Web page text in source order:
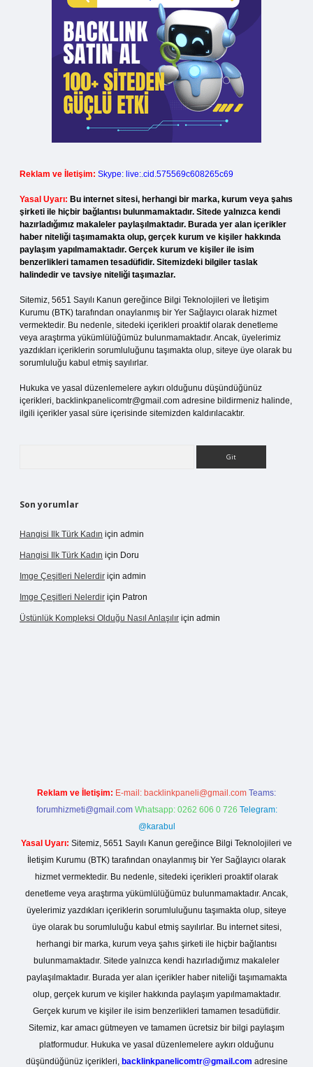
Reklam ve İletişim: Skype: live:.cid.575569c608265c69
Yasal Uyarı: Bu internet sitesi, herhangi bir marka, kurum veya şahıs
şirketi ile hiçbir bağlantısı bulunmamaktadır. Sitede yalnızca kendi
hazırladığımız makaleler paylaşılmaktadır. Burada yer alan içerikler
haber niteliği taşımamakta olup, gerçek kurum ve kişiler hakkında
paylaşım yapılmamaktadır. Gerçek kurum ve kişiler ile isim
benzerlikleri tamamen tesadüfidir. Sitemizdeki bilgiler taslak
halindedir ve tavsiye niteliği taşımazlar.
Sitemiz, 5651 Sayılı Kanun gereğince Bilgi Teknolojileri ve İletişim
Kurumu (BTK) tarafından onaylanmış bir Yer Sağlayıcı olarak hizmet
vermektedir. Bu nedenle, sitedeki içerikleri proaktif olarak denetleme
veya araştırma yükümlülüğümüz bulunmamaktadır. Ancak, üyelerimiz
yazdıkları içeriklerin sorumluluğunu taşımakta olup, siteye üye olarak bu
sorumluluğu kabul etmiş sayılırlar.
Hukuka ve yasal düzenlemelere aykırı olduğunu düşündüğünüz
içerikleri, backlinkpanelicomtr@gmail.com adresine bildirmeniz halinde,
ilgili içerikler yasal süre içerisinde sitemizden kaldırılacaktır.
Son yorumlar
Hangisi Ilk Türk Kadın için admin
Hangisi Ilk Türk Kadın için Doru
Imge Çeşitleri Nelerdir için admin
Imge Çeşitleri Nelerdir için Patron
Üstünlük Kompleksi Olduğu Nasıl Anlaşılır için admin
Reklam ve İletişim: E-mail: backlinkpaneli@gmail.com Teams:
forumhizmeti@gmail.com Whatsapp: 0262 606 0 726 Telegram:
@karabul
Yasal Uyarı: Sitemiz, 5651 Sayılı Kanun gereğince Bilgi Teknolojileri ve
İletişim Kurumu (BTK) tarafından onaylanmış bir Yer Sağlayıcı olarak
hizmet vermektedir. Bu nedenle, sitedeki içerikleri proaktif olarak
denetleme veya araştırma yükümlülüğümüz bulunmamaktadır. Ancak,
üyelerimiz yazdıkları içeriklerin sorumluluğunu taşımakta olup, siteye
üye olarak bu sorumluluğu kabul etmiş sayılırlar. Bu internet sitesi,
herhangi bir marka, kurum veya şahıs şirketi ile hiçbir bağlantısı
bulunmamaktadır. Sitede yalnızca kendi hazırladığımız makaleler
paylaşılmaktadır. Burada yer alan içerikler haber niteliği taşımamakta
olup, gerçek kurum ve kişiler hakkında paylaşım yapılmamaktadır.
Gerçek kurum ve kişiler ile isim benzerlikleri tamamen tesadüfidir.
Sitemiz, kar amacı gütmeyen ve tamamen ücretsiz bir bilgi paylaşım
platformudur. Hukuka ve yasal düzenlemelere aykırı olduğunu
düşündüğünüz içerikleri, backlinkpanelicomtr@gmail.com adresine